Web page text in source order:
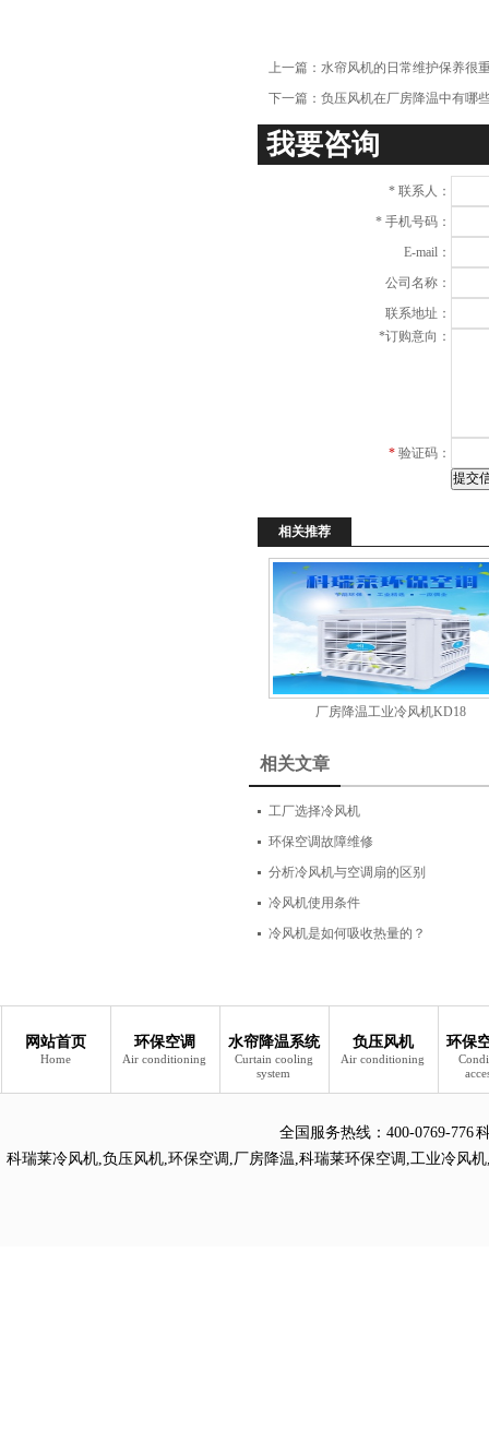
上一篇： 水帘风机的日常维护保养很
下一篇： 负压风机在厂房降温中有哪
我要咨询
* 联系人：
* 手机号码：
E-mail：
公司名称：
联系地址：
*订购意向：
* 验证码：
相关推荐
厂房降温工业冷风机KD18
相关文章
工厂选择冷风机
环保空调故障维修
分析冷风机与空调扇的区别
冷风机使用条件
冷风机是如何吸收热量的？
网站首页
Home
环保空调
Air conditioning
水帘降温系统
Curtain cooling
system
负压风机
Air conditioning
环保
全国服务热线： 400-0769-776
科瑞莱冷风机,负压风机,环保空调 ,厂房降温,科瑞莱环保空调 ,工业冷风机